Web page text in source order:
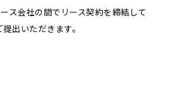
ス会社の間でリース契約を締結して
出いただきます。